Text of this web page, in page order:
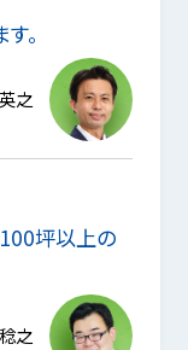
。
之
坪以上の
之